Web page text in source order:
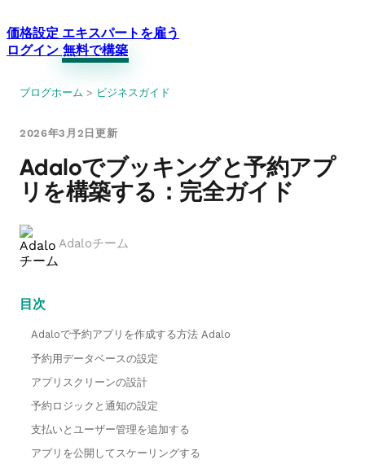
価格設定 エキスパートを雇う
ログイン 無料で構築
ブログホーム > ビジネスガイド
2026年3月2日更新
Adaloでブッキングと予約アプ
リを構築する：完全ガイド
Adaloチーム
目次
Adaloで予約アプリを作成する方法 Adalo
予約用データベースの設定
アプリスクリーンの設計
予約ロジックと通知の設定
支払いとユーザー管理を追加する
アプリを公開してスケーリングする